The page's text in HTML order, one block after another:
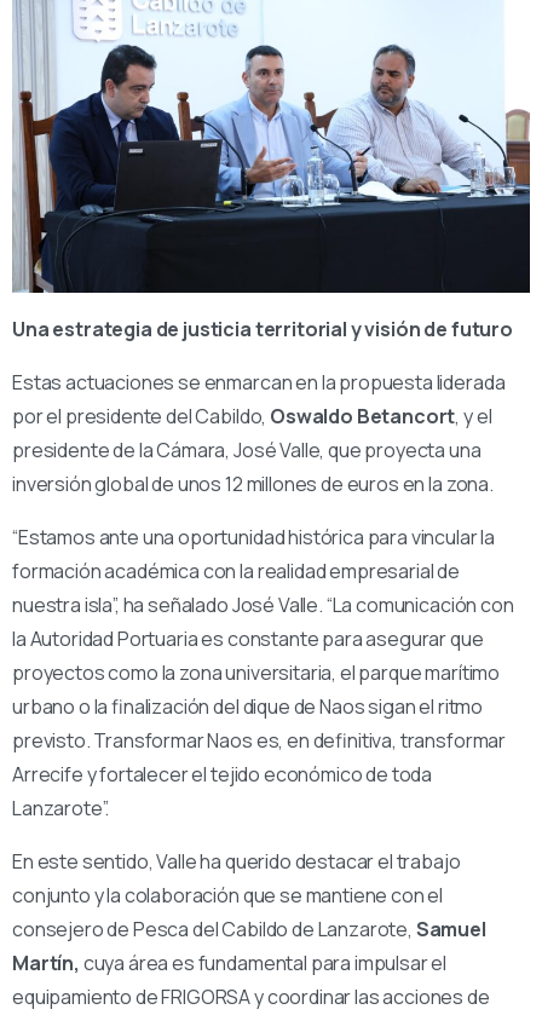
Una estrategia de justicia territorial y visión de futuro
Estas actuaciones se enmarcan en la propuesta liderada
por el presidente del Cabildo, Oswaldo Betancort, y el
presidente de la Cámara, José Valle, que proyecta una
inversión global de unos 12 millones de euros en la zona.
“Estamos ante una oportunidad histórica para vincular la
formación académica con la realidad empresarial de
nuestra isla”, ha señalado José Valle. “La comunicación con
la Autoridad Portuaria es constante para asegurar que
proyectos como la zona universitaria, el parque marítimo
urbano o la finalización del dique de Naos sigan el ritmo
previsto. Transformar Naos es, en definitiva, transformar
Arrecife y fortalecer el tejido económico de toda
Lanzarote”.
En este sentido, Valle ha querido destacar el trabajo
conjunto y la colaboración que se mantiene con el
consejero de Pesca del Cabildo de Lanzarote, Samuel
Martín, cuya área es fundamental para impulsar el
equipamiento de FRIGORSA y coordinar las acciones de